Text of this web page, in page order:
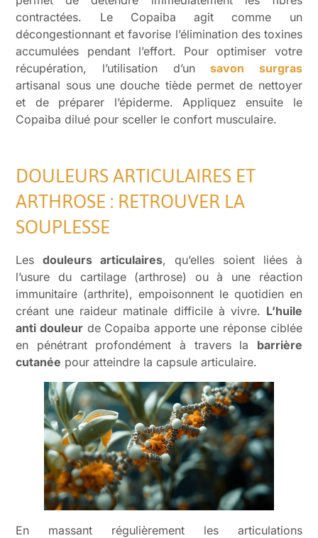
contractées. Le Copaiba agit comme un
décongestionnant et favorise l’élimination des toxines
accumulées pendant l’effort. Pour optimiser votre
récupération, l’utilisation d’unsavon surgras
artisanal sous une douche tiède permet de nettoyer
et de préparer l’épiderme. Appliquez ensuite le
Copaiba dilué pour sceller le confort musculaire.
DOULEURS ARTICULAIRES ET
ARTHROSE : RETROUVER LA
SOUPLESSE
Lesdouleurs articulaires, qu’elles soient liées à
l’usure du cartilage (arthrose) ou à une réaction
immunitaire (arthrite), empoisonnent le quotidien en
créant une raideur matinale difficile à vivre. L’huile
anti douleur de Copaiba apporte une réponse ciblée
en pénétrant profondément à travers la barrière
cutanée pour atteindre la capsule articulaire.
En massant régulièrement les articulations